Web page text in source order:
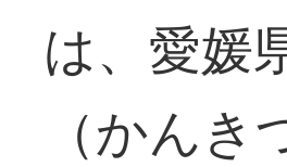
は、愛媛
（かん